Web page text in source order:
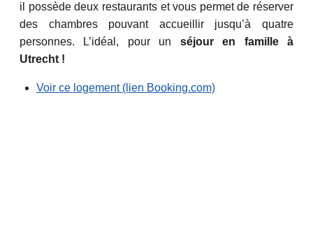
il possède deux restaurants et vous permet de réserver
des chambres pouvant accueillir jusqu’à quatre
personnes. L’idéal, pour un séjour en famille à
Utrecht !
Voir ce logement (lien Booking.com)